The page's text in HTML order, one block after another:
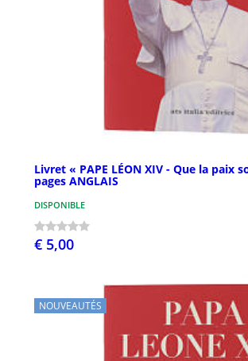
Livret « PAPE LÉON XIV - Que la paix
pages ANGLAIS
DISPONIBLE
€ 5,00
NOUVEAUTÉS